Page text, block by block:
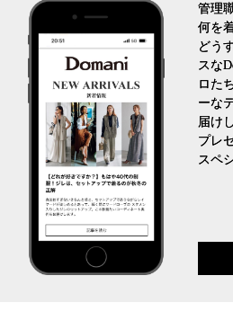
管理
何を
どう
スな
ロた
ーな
届け
プレ
スペ